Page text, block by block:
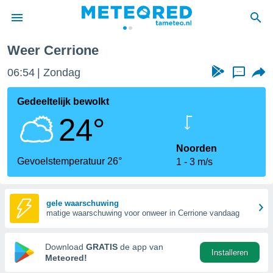
door
verstrekte
hoge
hebt de
voor
op basis
Weer Cerrione
06:54 Zondag ...
Gedeeltelijk bewolkt
24°
Gevoelstemperatuur 26°
Noorden
1
3 m/s
gele waarschuwing
matige waarschuwing voor onweer in Cerrione vandaag
Download GRATIS de app van
Meteored!
Installeren